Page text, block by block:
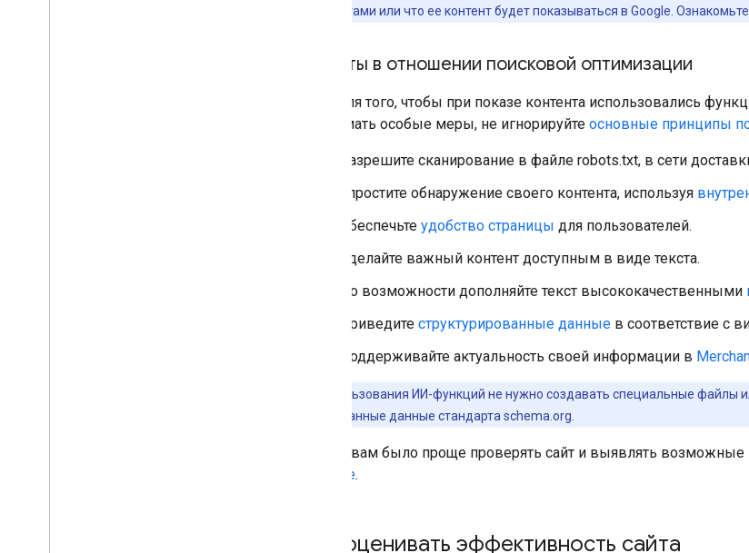
нашими роботами или что ее контент будет показываться в Google.
Советы в отношении поисковой оптимизации
Хотя для того, чтобы при показе контента использовались
принимать особые меры, не игнорируйте основные принципы
Разрешите сканирование в файле robots.txt, в сети
Упростите обнаружение своего контента, используя
Обеспечьте удобство страницы для пользователей.
Сделайте важный контент доступным в виде текста.
По возможности дополняйте текст высококачественными
Приведите структурированные данные в соответствие с
Поддерживайте актуальность своей информации в
Для использования ИИ-функций не нужно создавать специальные файлы
структурированные данные стандарта schema.org.
Чтобы вам было проще проверять сайт и выявлять
Console.
Как оценивать эффективность сайта